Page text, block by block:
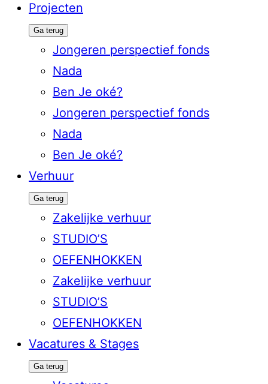
Projecten
Ga terug
Jongeren perspectief fonds
Nada
Ben Je oké?
Jongeren perspectief fonds
Nada
Ben Je oké?
Verhuur
Ga terug
Zakelijke verhuur
STUDIO’S
OEFENHOKKEN
Zakelijke verhuur
STUDIO’S
OEFENHOKKEN
Vacatures & Stages
Ga terug